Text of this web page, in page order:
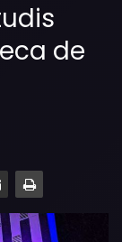
de
Compartir por email Imprimir